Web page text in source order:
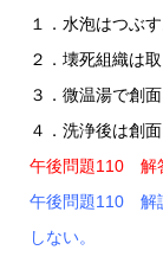
１．水泡はつぶす
２．壊死組織は取
３．微温湯で創面
４．洗浄後は創
午後問題110
午後問題110 解
しない。